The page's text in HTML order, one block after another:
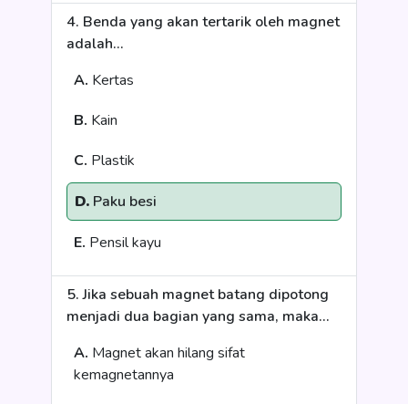
4. Benda yang akan tertarik oleh magnet
adalah...
A. Kertas
B. Kain
C. Plastik
D. Paku besi
E. Pensil kayu
5. Jika sebuah magnet batang dipotong
menjadi dua bagian yang sama, maka...
A. Magnet akan hilang sifat
kemagnetannya